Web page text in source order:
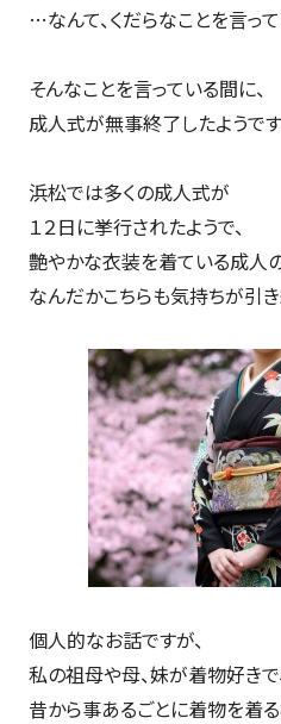
…なんて、くだらなことを言っ
そんなことを言っている間に、
成人式が無事終了したようです
浜松では多くの成人式が
１２日に挙行されたようで、
艶やかな衣装を着ている成人
なんだかこちらも気持ちが引き
個人的なお話ですが、
私の祖母や母、妹が着物好きで
昔から事あるごとに着物を着